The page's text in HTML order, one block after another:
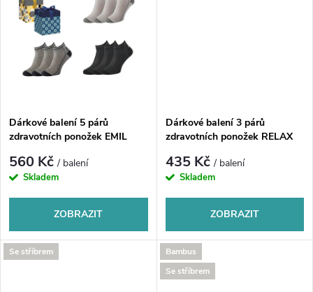
k
u
ů
Dárkové balení 5 párů
zdravotních ponožek EMIL
560 Kč/ balení
Skladem
ZOBRAZIT
Dárkové balení 3 párů
zdravotních ponožek RELAX
435 Kč/ balení
Skladem
ZOBRAZIT
Se stříbrem
Bambus
Se stříbrem